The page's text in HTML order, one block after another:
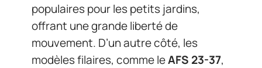
populaires pour les petits jardins,
offrant une grande liberté de
mouvement. D’un autre côté, les
modèles filaires, comme leAFS 23-37,